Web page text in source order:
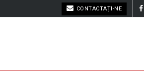
CONTACTAȚI-NE